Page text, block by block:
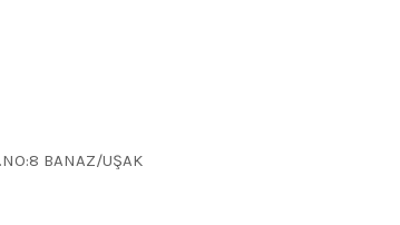
BANAZ/UŞAK